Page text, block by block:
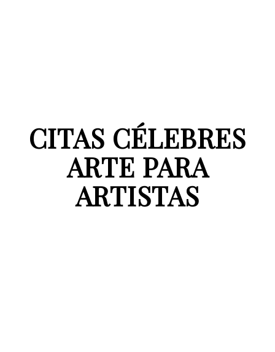
CITAS CÉLEBRES
ARTE PARA
ARTISTAS